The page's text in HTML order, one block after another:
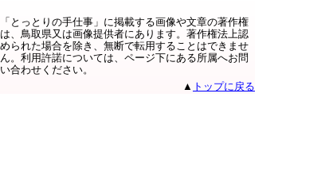
「とっとりの手仕事」に掲載する画像や文章の著作権
は、鳥取県又は画像提供者にあります。著作権法上認
められた場合を除き、無断で転用することはできませ
ん。利用許諾については、ページ下にある所属へお問
い合わせください。
▲ トップに戻る